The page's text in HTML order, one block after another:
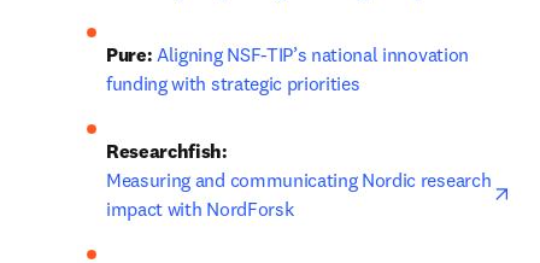
Pure: Aligning NSF-TIP’s national innovation
funding with strategic priorities
Researchfish:
Measuring and communicating Nordic research
impact with NordForsk